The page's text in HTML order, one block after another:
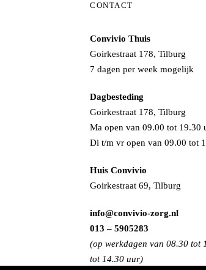
CONTACT
Convivio Thuis
Goirkestraat 178, Tilburg
7 dagen per week mogelijk
Dagbesteding
Goirkestraat 178, Tilburg
Ma open van 09.00 tot 19.30
Di t/m vr open van 09.00 tot
Huis Convivio
Goirkestraat 69, Tilburg
info@convivio-zorg.nl
013 – 5905283
(op werkdagen van 08.30 tot
tot 14.30 uur)